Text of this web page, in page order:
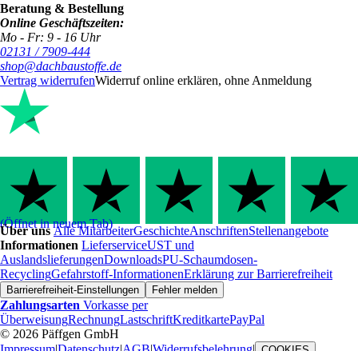
Beratung & Bestellung
Online Geschäftszeiten:
Mo - Fr: 9 - 16 Uhr
02131 / 7909-444
shop@dachbaustoffe.de
Vertrag widerrufenWiderruf online erklären, ohne Anmeldung
(Öffnet in neuem Tab)
Über unsAlle MitarbeiterGeschichteAnschriftenStellenangebote
Informationen LieferserviceUST und
AuslandslieferungenDownloadsPU-Schaumdosen-
RecyclingGefahrstoff-InformationenErklärung zur Barrierefreiheit
Barrierefreiheit-Einstellungen Fehler melden
Zahlungsarten Vorkasse per
ÜberweisungRechnungLastschriftKreditkartePayPal
© 2026 Päffgen GmbH